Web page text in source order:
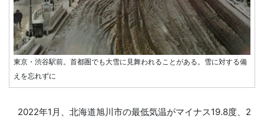
東京・渋谷駅前。首都圏でも大雪に見舞われることがある。雪に対する備
えを忘れずに
2022年1月、北海道旭川市の最低気温がマイナス19.8度、2